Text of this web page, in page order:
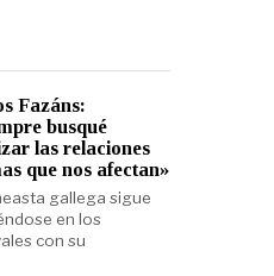
Fazáns:
busqué
las relaciones
que nos afectan»
gallega sigue
en los
con su